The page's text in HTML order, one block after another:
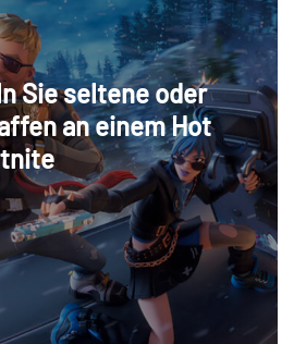
Sie seltene oder
an einem Hot